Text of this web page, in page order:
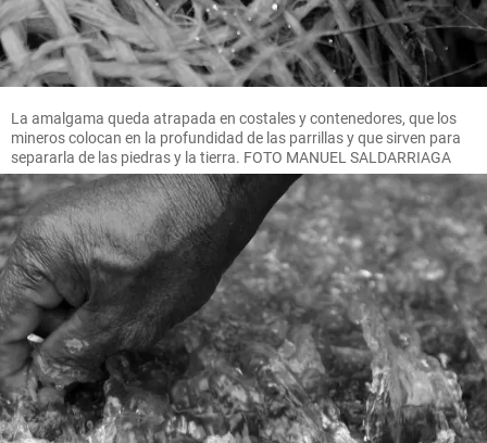
La amalgama queda atrapada en costales y contenedores, que los
mineros colocan en la profundidad de las parrillas y que sirven para
separarla de las piedras y la tierra. FOTO MANUEL SALDARRIAGA